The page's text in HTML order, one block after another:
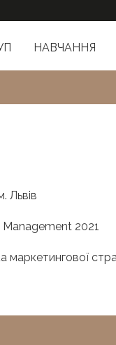
НАВЧАННЯ
Львів
2021